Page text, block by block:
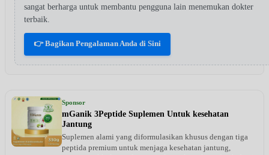
sangat berharga untuk membantu pengguna lain menemukan dokter
terbaik.
👉 Bagikan Pengalaman Anda di Sini
Sponsor
mGanik 3Peptide Suplemen Untuk kesehatan
Jantung
Suplemen alami yang diformulasikan khusus dengan tiga
peptida premium untuk menjaga kesehatan jantung,